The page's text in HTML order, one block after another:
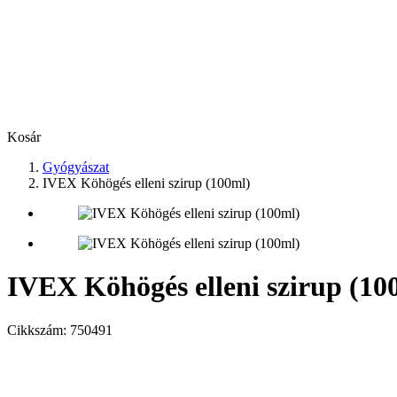
Kosár
Gyógyászat
IVEX Köhögés elleni szirup (100ml)
IVEX Köhögés elleni szirup
Cikkszám: 750491